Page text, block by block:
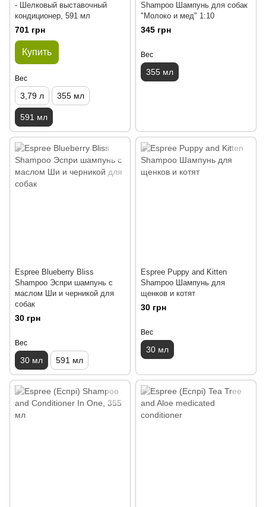
- Шелковый выставочный
кондиционер, 591 мл
701 грн
Купить
Вес
3,79 л 355 мл
591 мл
Shampoo Шампунь для собак
"Молоко и мед" 1:10
345 грн
Вес
355 мл
Espree Blueberry Bliss
Shampoo Эспри шампунь с
маслом Ши и черникой для
собак
30 грн
Вес
30 мл 591 мл
Espree Puppy and Kitten
Shampoo Шампунь для
щенков и котят
30 грн
Вес
30 мл